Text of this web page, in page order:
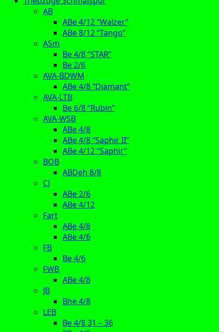
AB
ABe 4/12 “Walzer”
ABe 8/12 “Tango”
ASm
Be 4/8 “STAR”
Be 2/6
AVA-BDWM
ABe 4/8 “Diamant”
AVA-LTB
Be 6/8 “Rubin”
AVA-WSB
ABe 4/8
ABe 4/8 “Saphir II”
ABe 4/12 “Saphir”
BOB
ABDeh 8/8
CJ
ABe 2/6
ABe 4/12
Fart
ABe 4/8
ABe 4/6
FB
Be 4/6
FWB
ABe 4/8
JB
Bhe 4/8
LEB
Be 4/8 31 – 36